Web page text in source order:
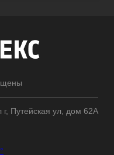
Путейская ул, дом 62А